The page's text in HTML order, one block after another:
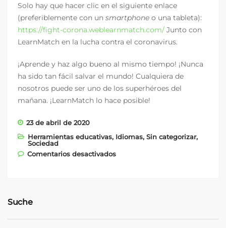
Solo hay que hacer clic en el siguiente enlace
(preferiblemente con un smartphone o una tableta):
https://fight-corona.weblearnmatch.com/ Junto con
LearnMatch en la lucha contra el coronavirus.
¡Aprende y haz algo bueno al mismo tiempo! ¡Nunca
ha sido tan fácil salvar el mundo! Cualquiera de
nosotros puede ser uno de los superhéroes del
mañana. ¡LearnMatch lo hace posible!
23 de abril de 2020
Herramientas educativas, Idiomas, Sin categorizar,
Sociedad
Comentarios desactivadosen Con LearnMatch contra el
Suche